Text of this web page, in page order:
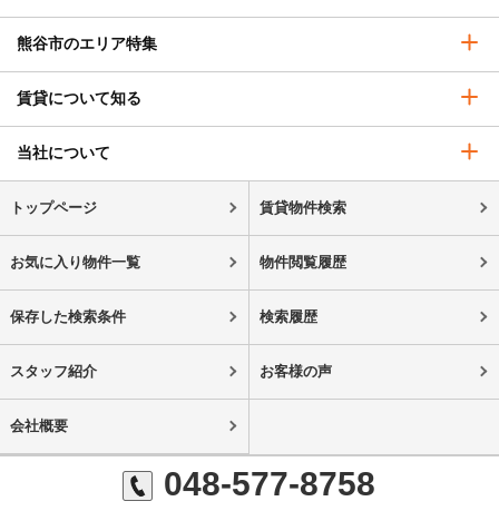
熊谷市のエリア特集
賃貸について知る
当社について
トップページ 賃貸物件検索
お気に入り物件一覧 物件閲覧履歴
保存した検索条件 検索履歴
スタッフ紹介 お客様の声
会社概要
048-577-8758